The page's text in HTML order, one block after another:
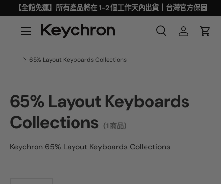
【全館免運】所有產品將在 1-2 個工作天內出貨｜台灣官方保固
65% Layout Keyboards Collections
65% Layout Keyboards
Collections
(1 商品)
Keychron 65% Layout Keyboards Collections